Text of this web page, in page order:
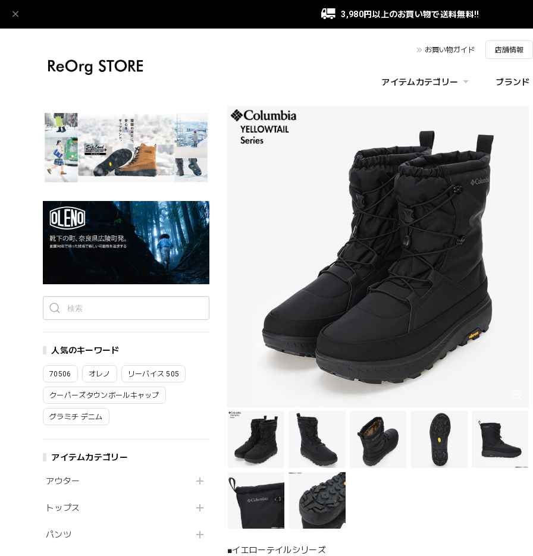
3,980円以上のお買い物で送料無料!!
お買い物ガイド 店舗情報
アイテムカテゴリー ブランド
人気のキーワード
70506 オレノ リーバイス 505
クーパーズタウンボールキャップ
グラミチ デニム
アイテムカテゴリー
アウター
トップス
パンツ
■イエローテイルシリーズ